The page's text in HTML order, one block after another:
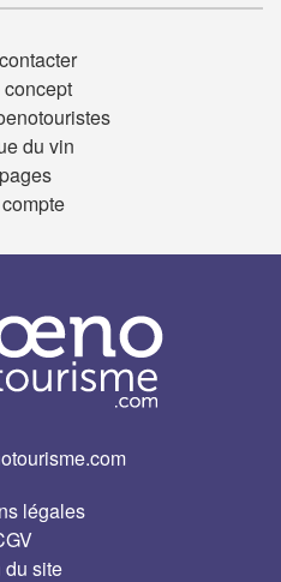
du vin
légales
du site